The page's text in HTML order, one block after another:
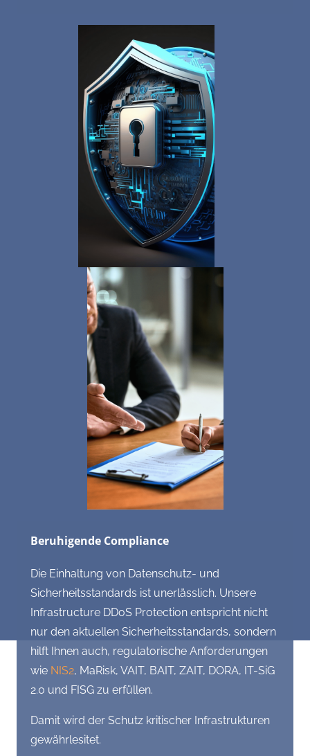
Beruhigende Compliance
Die Einhaltung von Datenschutz- und
Sicherheitsstandards ist unerlässlich. Unsere
Infrastructure DDoS Protection entspricht nicht
nur den aktuellen Sicherheitsstandards, sondern
hilft Ihnen auch, regulatorische Anforderungen
wie NIS2, MaRisk, VAIT, BAIT, ZAIT, DORA, IT-SiG
2.0 und FISG zu erfüllen.
Damit wird der Schutz kritischer Infrastrukturen
gewährlesitet.